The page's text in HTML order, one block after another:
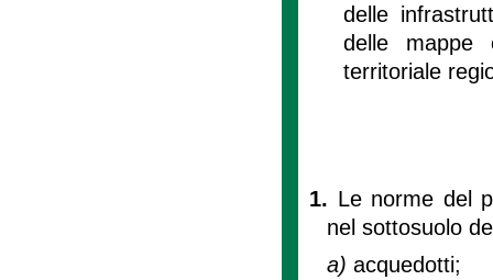
delle
delle mappe
territoriale
1. Le norme del
nel sottosuolo
a) acquedotti;